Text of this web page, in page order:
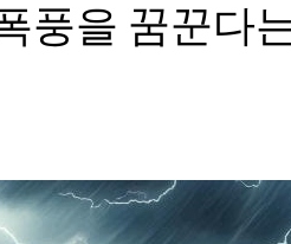
풍을 꿈꾼다